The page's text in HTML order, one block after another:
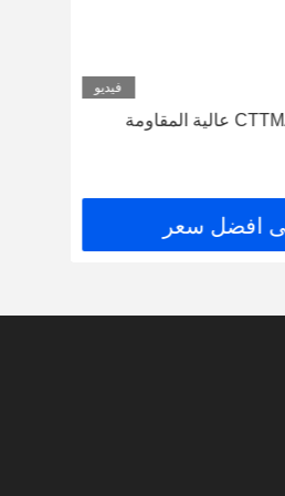
فيديو
إدراجات طحن كربيد CTTMA60FM عالية المقاومة
افضل سعر